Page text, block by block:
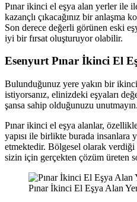
Pınar ikinci el eşya alan yerler ile
kazançlı çıkacağınız bir anlaşma
Son derece değerli görünen eski
iyi bir fırsat oluşturuyor olabilir.
Esenyurt Pınar İkinci El
Bulunduğunuz yere yakın bir
istiyorsanız, elinizdeki eşyaları
şansa sahip olduğunuzu unutmayın.
Pınar ikinci el eşya alanlar,
yapısı ile birlikte burada insanlara
etmektedir. Bölgesel olarak
sizin için gerçekten çözüm üreten
Pınar İkinci El Eşya Alan